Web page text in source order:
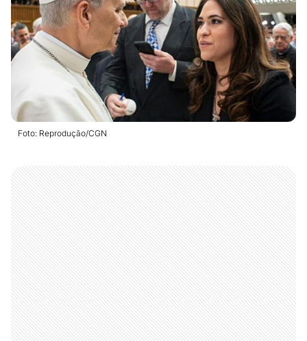
Foto: Reprodução/CGN